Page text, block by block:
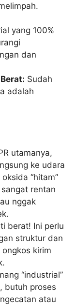
yang 100%
dan
Sudah
adalah
utamanya,
ke udara
“hitam”
rentan
nggak
berat! Ini perlu
struktur dan
kirim
“industrial”
butuh proses
atau